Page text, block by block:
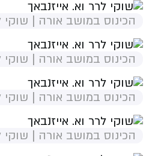
הכינוס במושב אורה | שוקי
הכינוס במושב אורה | שוקי
הכינוס במושב אורה | שוקי
הכינוס במושב אורה | שוקי